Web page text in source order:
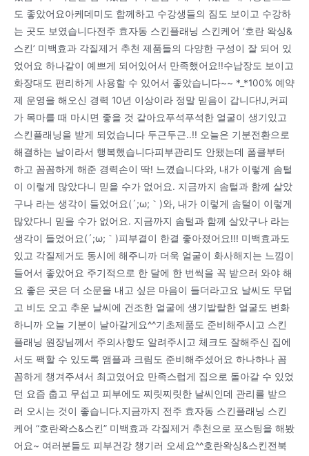
도 좋았어요아케데미도 함께하고 수강생들의 짐도 보이고 수강하
는 곳도 보였습니다전주 효자동 스킨플래닝 스킨케어 ‘호란 왁싱&
스킨’ 미백효과 각질제거 추천 제품들의 다양한 구성이 잘 되어 있
었어요 하나같이 예쁘게 되어있어서 만족했어요!!수납장도 보이고
화장대도 편리하게 사용할 수 있어서 좋았습니다~~ *_*100% 예약
제 운영을 해오신 경력 10년 이상이라 정말 믿음이 갑니다!J,커피
가 목마를 때 마시면 좋을 것 같아요푸석푸석한 얼굴이 생기있고
스킨플래닝을 받게 되었습니다 두근두근..!! 오늘은 기분전환으로
해결하는 날이라서 행복했습니다피부관리도 안됐는데 폼클부터
하고 꼼꼼하게 해준 경력손이 딱! 느꼈습니다와, 내가 이렇게 솜털
이 이렇게 많았다니 믿을 수가 없어요. 지금까지 솜털과 함께 살았
구나 라는 생각이 들었어요(´;ω;｀)와, 내가 이렇게 솜털이 이렇게
많았다니 믿을 수가 없어요. 지금까지 솜털과 함께 살았구나 라는
생각이 들었어요(´;ω;｀)피부결이 한결 좋아졌어요!!! 미백효과도
있고 각질제거도 동시에 해주니까 더욱 얼굴이 화사해지는 느낌이
들어서 좋았어요 주기적으로 한 달에 한 번씩을 꼭 받으러 와야 해
요 좋은 곳은 더 소문을 내고 싶은 마음이 들더라고요 날씨도 무덥
고 비도 오고 추운 날씨에 건조한 얼굴에 생기발랄한 얼굴도 변화
하니까 오늘 기분이 날아갈게요^^기초제품도 준비해주시고 스킨
플래닝 원장님께서 주의사항도 알려주시고 체크도 잘해주신 집에
서도 팩할 수 있도록 앰플과 크림도 준비해주셨어요 하나하나 꼼
꼼하게 챙겨주셔서 최고였어요 만족스럽게 집으로 돌아갈 수 있었
던 요즘 춥고 무섭고 피부에도 찌릿찌릿한 날씨인데 관리를 받으
러 오시는 것이 좋습니다.지금까지 전주 효자동 스킨플래닝 스킨
케어 “호란왁스&스킨” 미백효과 각질제거 추천으로 포스팅을 해봤
어요~ 여러분들도 피부건강 챙기러 오세요^^호란왁싱&스킨전북